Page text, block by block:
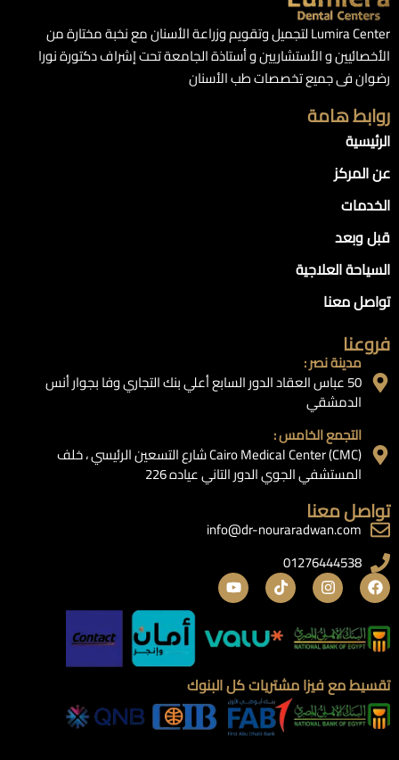
Lumira Center لتجميل وتقويم وزراعة الأسنان مع نخبة مختارة من
الأخصائيين و الأستشاريين و أستاذة الجامعة تحت إشراف دكتورة نورا
رضوان فى جميع تخصصات طب الأسنان
روابط هامة
الرئيسية
عن المركز
الخدمات
قبل وبعد
السياحة العلاجية
تواصل معنا
فروعنا
مدينة نصر :
50 عباس العقاد الدور السابع أعلي بنك التجاري وفا بجوار أنس
الدمشقي
التجمع الخامس :
Cairo Medical Center (CMC) شارع التسعين الرئيسي ، خلف
المستشفي الجوي الدور التاني عياده 226
تواصل معنا
info@dr-nouraradwan.com
01276444538
تقسيط مع فيزا مشتريات كل البنوك